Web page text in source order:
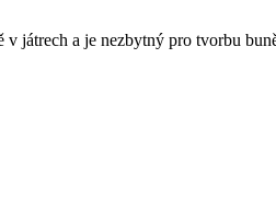
játrech a je nezbytný pro tvorbu